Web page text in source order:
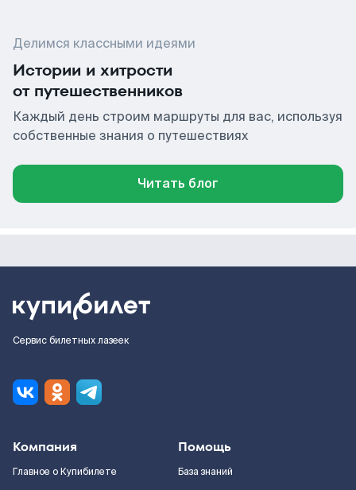
Делимся классными идеями
Истории и хитрости
от путешественников
Каждый день строим маршруты для вас, используя
собственные знания о путешествиях
Читать блог
Сервис билетных лазеек
Компания
Главное о Купибилете
Помощь
База знаний